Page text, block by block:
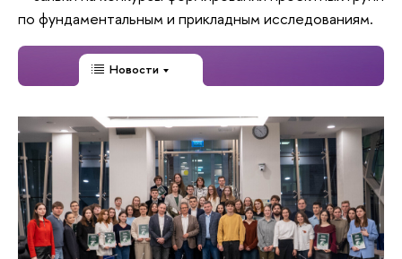
по фундаментальным и прикладным исследованиям.
Новости